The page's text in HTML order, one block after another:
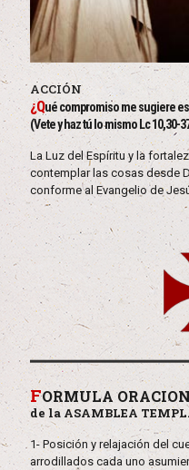
ACCIÓN
¿Qué compromiso me sugiere
(Vete y haz tú lo mismo Lc 10,30-
La Luz del Espíritu y la
contemplar las cosas desde
conforme al Evangelio de
FORMULA
de la ASAMBLEA
1- Posición y relajación del
arrodillados cada uno